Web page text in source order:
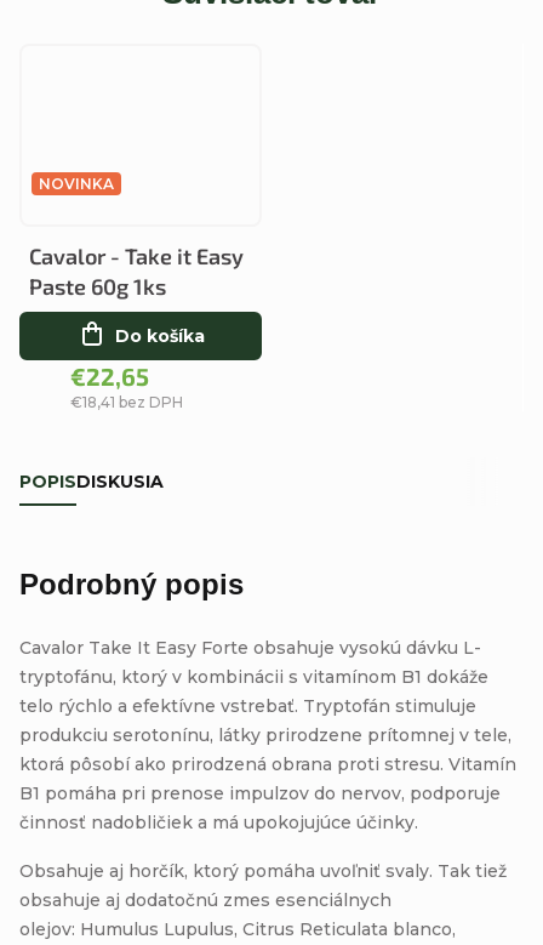
NOVINKA
Cavalor - Take it Easy
Paste 60g 1ks
€18,41 bez DPH
€22,65
Do košíka
POPISDISKUSIA
Podrobný popis
Cavalor Take It Easy Forte obsahuje vysokú dávku L-
tryptofánu, ktorý v kombinácii s vitamínom B1 dokáže
telo rýchlo a efektívne vstrebať. Tryptofán stimuluje
produkciu serotonínu, látky prirodzene prítomnej v tele,
ktorá pôsobí ako prirodzená obrana proti stresu. Vitamín
B1 pomáha pri prenose impulzov do nervov, podporuje
činnosť nadobličiek a má upokojujúce účinky.
Obsahuje aj horčík, ktorý pomáha uvoľniť svaly. Tak tiež
obsahuje aj dodatočnú zmes esenciálnych
olejov: Humulus Lupulus, Citrus Reticulata blanco,